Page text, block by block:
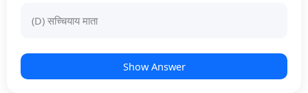
(D) सच्चियाय माता
Show Answer